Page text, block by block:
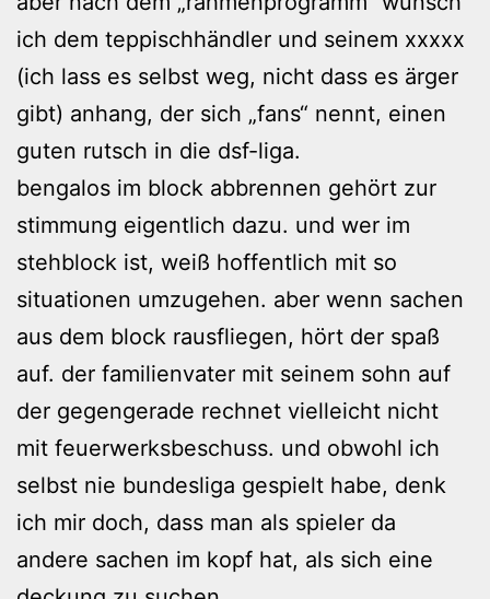
ich dem teppischhändler und seinem xxxxx
(ich lass es selbst weg, nicht dass es ärger
gibt) anhang, der sich „fans“ nennt, einen
guten rutsch in die dsf-liga.
bengalos im block abbrennen gehört zur
stimmung eigentlich dazu. und wer im
stehblock ist, weiß hoffentlich mit so
situationen umzugehen. aber wenn sachen
aus dem block rausfliegen, hört der spaß
auf. der familienvater mit seinem sohn auf
der gegengerade rechnet vielleicht nicht
mit feuerwerksbeschuss. und obwohl ich
selbst nie bundesliga gespielt habe, denk
ich mir doch, dass man als spieler da
andere sachen im kopf hat, als sich eine